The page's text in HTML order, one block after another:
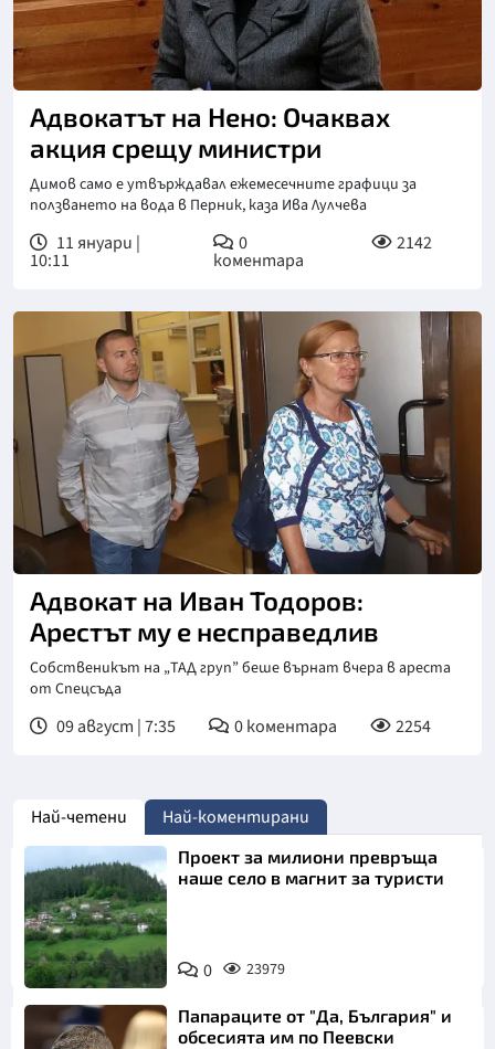
Адвокатът на Нено: Очаквах
акция срещу министри
Димов само е утвърждавал ежемесечните графици за
ползването на вода в Перник, каза Ива Лулчева
11 януари |
10:11
0
коментара
2142
Адвокат на Иван Тодоров:
Арестът му е несправедлив
Собственикът на „ТАД груп” беше върнат вчера в ареста
от Спецсъда
09 август | 7:35 0коментара 2254
Най-четени Най-коментирани
Проект за милиони превръща
наше село в магнит за туристи
0 23979
Папараците от "Да, България" и
обсесията им по Пеевски